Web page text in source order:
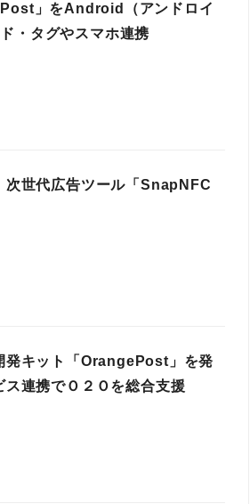
」をAndroid（アンドロイ
・タグやスマホ連携
次世代広告ツール「SnapNFC
発キット「OrangePost」を発
連携でＯ２Ｏを総合支援